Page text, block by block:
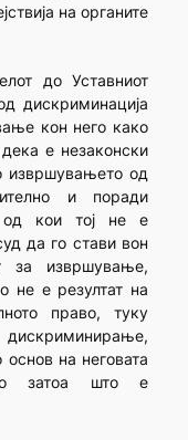
на органите
до Уставниот
дискриминација
кон него како
е незаконски
извршувањето од
и поради
од кои тој не е
да го стави вон
за извршување,
не е резултат на
право, туку
на неговата
затоа што е